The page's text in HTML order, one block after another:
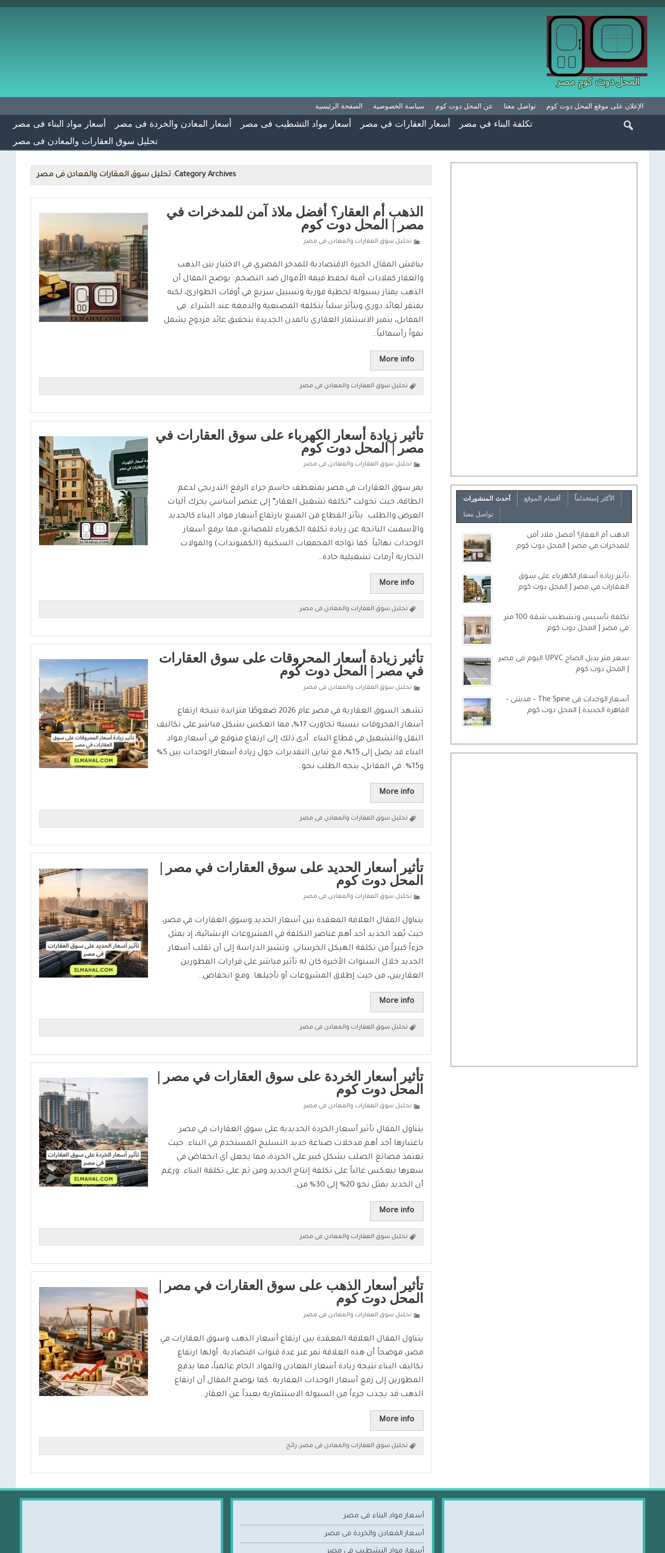
الصفحة الرئيسية سياسة الخصوصية عن المحل دوت كوم تواصل معنا الإعلان على موقع المحل دوت كوم
أسعار مواد البناء فى مصر أسعار المعادن والخردة فى مصر أسعار مواد التشطيب فى مصر أسعار العقارات في مصر
تكلفة البناء في مصر
تحليل سوق العقارات والمعادن فى مصر
Category Archives: تحليل سوق العقارات والمعادن فى مصر
الذهب أم العقار؟ أفضل ملاذ آمن للمدخرات في
مصر | المحل دوت كوم
تحليل سوق العقارات والمعادن فى مصر
يناقش المقال الحيرة الاقتصادية للمدخر المصري في الاختيار بين الذهب
والعقار كملاذات آمنة لحفظ قيمة الأموال ضد التضخم. يوضح المقال أن
الذهب يمتاز بسيولة لحظية فورية وتسييل سريع في أوقات الطوارئ، لكنه
يفتقر لعائد دوري ويتأثر سلباً بتكلفة المصنعية والدمغة عند الشراء. في
المقابل، يتميز الاستثمار العقاري بالمدن الجديدة بتحقيق عائد مزدوج يشمل
نمواً رأسمالياً…
More info
تحليل سوق العقارات والمعادن فى مصر
تأثير زيادة أسعار الكهرباء على سوق العقارات في
مصر | المحل دوت كوم
تحليل سوق العقارات والمعادن فى مصر
يمر سوق العقارات في مصر بمنعطف حاسم جراء الرفع التدريجي لدعم
الطاقة، حيث تحولت “تكلفة تشغيل العقار” إلى عنصر أساسي يحرك آليات
العرض والطلب. يتأثر القطاع من المنبع بارتفاع أسعار مواد البناء كالحديد
والأسمنت الناتجة عن زيادة تكلفة الكهرباء للمصانع، مما يرفع أسعار
الوحدات نهائياً. كما تواجه المجمعات السكنية (الكمبوندات) والمولات
التجارية أزمات تشغيلية حادة…
More info
تحليل سوق العقارات والمعادن فى مصر
تأثير زيادة أسعار المحروقات على سوق العقارات
في مصر | المحل دوت كوم
تحليل سوق العقارات والمعادن فى مصر
تشهد السوق العقارية في مصر عام 2026 ضغوطًا متزايدة نتيجة ارتفاع
أسعار المحروقات بنسبة تجاوزت 17%، مما انعكس بشكل مباشر على تكاليف
النقل والتشغيل في قطاع البناء. أدى ذلك إلى ارتفاع متوقع في أسعار مواد
البناء قد يصل إلى 15%، مع تباين التقديرات حول زيادة أسعار الوحدات بين 5%
و15%. في المقابل، يتجه الطلب نحو…
More info
تحليل سوق العقارات والمعادن فى مصر
تأثير أسعار الحديد على سوق العقارات في مصر |
المحل دوت كوم
تحليل سوق العقارات والمعادن فى مصر
يتناول المقال العلاقة المعقدة بين أسعار الحديد وسوق العقارات في مصر،
حيث يُعد الحديد أحد أهم عناصر التكلفة في المشروعات الإنشائية، إذ يمثل
جزءاً كبيراً من تكلفة الهيكل الخرساني. وتشير الدراسة إلى أن تقلب أسعار
الحديد خلال السنوات الأخيرة كان له تأثير مباشر على قرارات المطورين
العقاريين، من حيث إطلاق المشروعات أو تأجيلها. ومع انخفاض…
More info
تحليل سوق العقارات والمعادن فى مصر
تأثير أسعار الخردة على سوق العقارات في مصر |
المحل دوت كوم
تحليل سوق العقارات والمعادن فى مصر
يتناول المقال تأثير أسعار الخردة الحديدية على سوق العقارات في مصر
باعتبارها أحد أهم مدخلات صناعة حديد التسليح المستخدم في البناء. حيث
تعتمد مصانع الصلب بشكل كبير على الخردة، مما يجعل أي انخفاض في
سعرها ينعكس غالباً على تكلفة إنتاج الحديد ومن ثم على تكلفة البناء. ورغم
أن الحديد يمثل نحو 20% إلى 30% من…
More info
تحليل سوق العقارات والمعادن فى مصر
تأثير أسعار الذهب على سوق العقارات في مصر |
المحل دوت كوم
تحليل سوق العقارات والمعادن فى مصر
يتناول المقال العلاقة المعقدة بين ارتفاع أسعار الذهب وسوق العقارات في
مصر، موضحاً أن هذه العلاقة تمر عبر عدة قنوات اقتصادية. أولها ارتفاع
تكاليف البناء نتيجة زيادة أسعار المعادن والمواد الخام عالمياً، مما يدفع
المطورين إلى رفع أسعار الوحدات العقارية. كما يوضح المقال أن ارتفاع
الذهب قد يجذب جزءاً من السيولة الاستثمارية بعيداً عن العقار…
More info
تحليل سوق العقارات والمعادن فى مصر, رائج
أحدث المنشورات أقسام الموقع الأكثر إستخداماً
تواصل معنا
الذهب أم العقار؟ أفضل ملاذ آمن
للمدخرات في مصر | المحل دوت كوم
تأثير زيادة أسعار الكهرباء على سوق
العقارات في مصر | المحل دوت كوم
تكلفة تأسيس وتشطيب شقة 100 متر
في مصر | المحل دوت كوم
سعر متر بديل الصاج UPVC اليوم فى مصر
| المحل دوت كوم
أسعار الوحدات فى The Spine – مدينتى –
القاهرة الجديدة | المحل دوت كوم
أسعار مواد البناء فى مصر
أسعار المعادن والخردة فى مصر
أسعار مواد التشطيب فى مصر